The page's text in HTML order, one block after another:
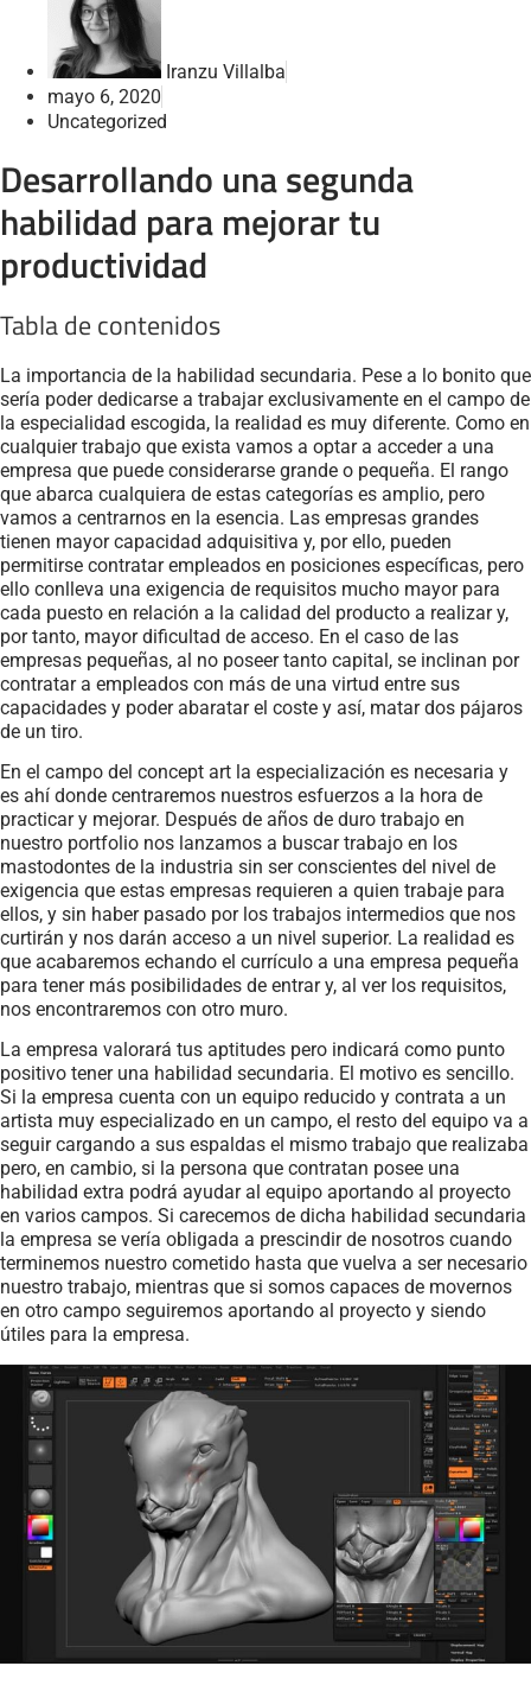
Iranzu Villalba
mayo 6, 2020
Uncategorized
Desarrollando una segunda
habilidad para mejorar tu
productividad
Tabla de contenidos
La importancia de la habilidad secundaria. Pese a lo bonito que
sería poder dedicarse a trabajar exclusivamente en el campo de
la especialidad escogida, la realidad es muy diferente. Como en
cualquier trabajo que exista vamos a optar a acceder a una
empresa que puede considerarse grande o pequeña. El rango
que abarca cualquiera de estas categorías es amplio, pero
vamos a centrarnos en la esencia. Las empresas grandes
tienen mayor capacidad adquisitiva y, por ello, pueden
permitirse contratar empleados en posiciones específicas, pero
ello conlleva una exigencia de requisitos mucho mayor para
cada puesto en relación a la calidad del producto a realizar y,
por tanto, mayor dificultad de acceso. En el caso de las
empresas pequeñas, al no poseer tanto capital, se inclinan por
contratar a empleados con más de una virtud entre sus
capacidades y poder abaratar el coste y así, matar dos pájaros
de un tiro.
En el campo del concept art la especialización es necesaria y
es ahí donde centraremos nuestros esfuerzos a la hora de
practicar y mejorar. Después de años de duro trabajo en
nuestro portfolio nos lanzamos a buscar trabajo en los
mastodontes de la industria sin ser conscientes del nivel de
exigencia que estas empresas requieren a quien trabaje para
ellos, y sin haber pasado por los trabajos intermedios que nos
curtirán y nos darán acceso a un nivel superior. La realidad es
que acabaremos echando el currículo a una empresa pequeña
para tener más posibilidades de entrar y, al ver los requisitos,
nos encontraremos con otro muro.
La empresa valorará tus aptitudes pero indicará como punto
positivo tener una habilidad secundaria. El motivo es sencillo.
Si la empresa cuenta con un equipo reducido y contrata a un
artista muy especializado en un campo, el resto del equipo va a
seguir cargando a sus espaldas el mismo trabajo que realizaba
pero, en cambio, si la persona que contratan posee una
habilidad extra podrá ayudar al equipo aportando al proyecto
en varios campos. Si carecemos de dicha habilidad secundaria
la empresa se vería obligada a prescindir de nosotros cuando
terminemos nuestro cometido hasta que vuelva a ser necesario
nuestro trabajo, mientras que si somos capaces de movernos
en otro campo seguiremos aportando al proyecto y siendo
útiles para la empresa.